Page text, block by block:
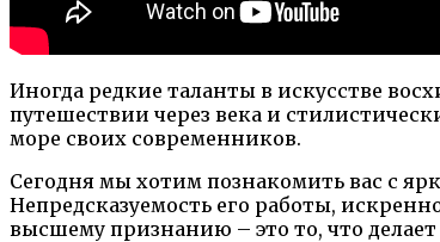
Иногда редкие таланты в искусстве
путешествии через века и
море своих современников.
Сегодня мы хотим познакомить вас с
Непредсказуемость его работы,
высшему признанию – это то, что